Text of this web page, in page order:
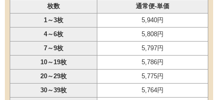
枚数
通常便-単価
1～3枚
5,940円
4～6枚
5,808円
7～9枚
5,797円
10～19枚
5,786円
20～29枚
5,775円
30～39枚
5,764円